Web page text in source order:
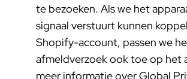
te bezoeken. Als we het
signaal verstuurt kunnen
Shopify-account, passen we
afmeldverzoek ook toe op het
meer informatie over Global